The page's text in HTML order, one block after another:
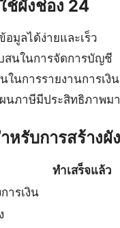
ช้ผังช่อง 24
อมูลได้ง่ายและเร็ว
สนในการจัดการบัญชี
ในการรายงานการเงิน
นภาษีมีประสิทธิภาพม
หรับการสร้างผั
ทำเสร็จแล้ว
ารเงิน